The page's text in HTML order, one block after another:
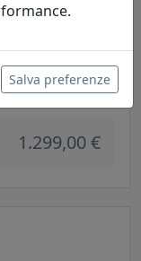
1.299,00 €
Salva preferenze